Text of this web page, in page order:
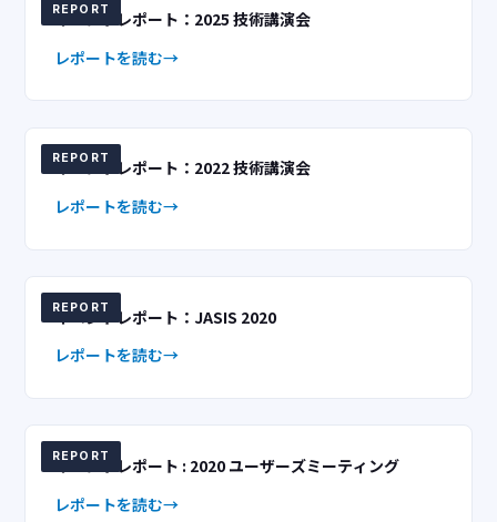
REPORT
イベントレポート：2025 技術講演会
レポートを読む
REPORT
イベントレポート：2022 技術講演会
レポートを読む
REPORT
イベントレポート：JASIS 2020
レポートを読む
REPORT
イベントレポート : 2020 ユーザーズミーティング
レポートを読む